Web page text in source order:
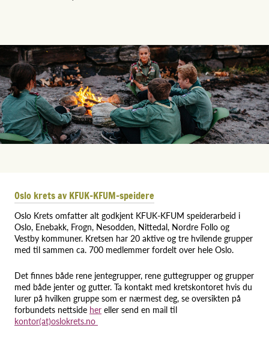
Oslo krets av KFUK-KFUM-speidere
Oslo Krets omfatter alt godkjent KFUK-KFUM speiderarbeid i
Oslo, Enebakk, Frogn, Nesodden, Nittedal, Nordre Follo og
Vestby kommuner. Kretsen har 20 aktive og tre hvilende grupper
med til sammen ca. 700 medlemmer fordelt over hele Oslo.
Det finnes både rene jentegrupper, rene guttegrupper og grupper
med både jenter og gutter. Ta kontakt med kretskontoret hvis du
lurer på hvilken gruppe som er nærmest deg, se oversikten på
forbundets nettside her eller send en mail til
kontor(at)oslokrets.no